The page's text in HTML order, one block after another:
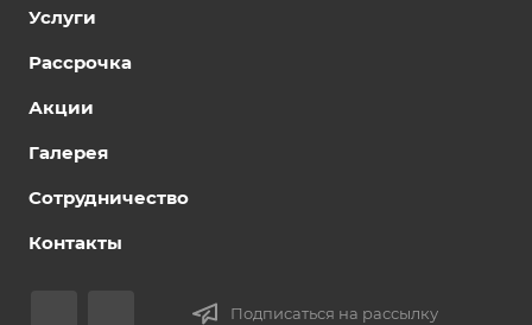
Услуги
Рассрочка
Акции
Галерея
Сотрудничество
Контакты
Подписаться на рассылку